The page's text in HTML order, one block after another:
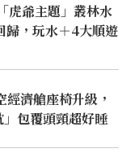
虎爺主題」叢林水
歸，玩水＋4大順遊
濟艙座椅升級，
包覆頭頸超好睡